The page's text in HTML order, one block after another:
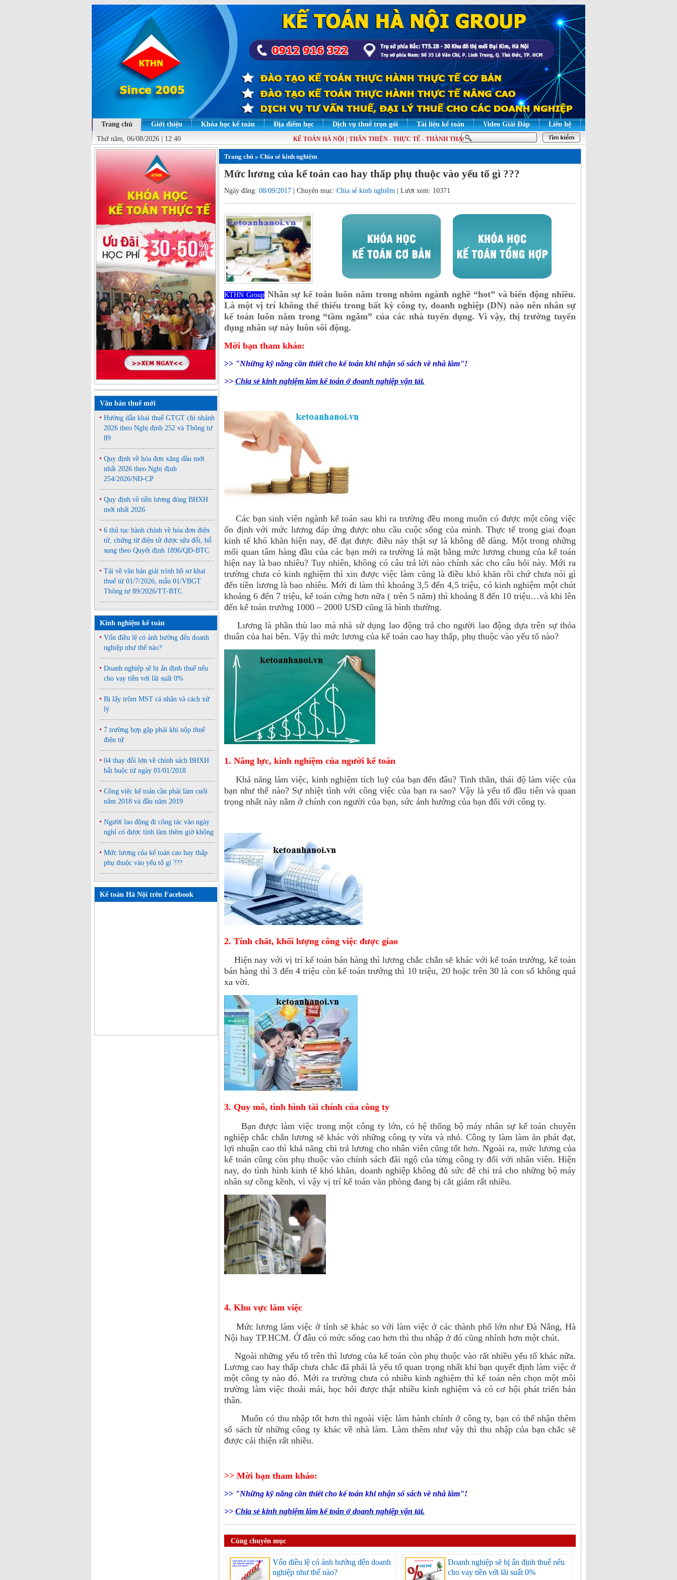
Trang chủ Giới thiệu Khóa học kế toán Địa điểm học Dịch vụ thuế trọn gói Tài liệu kế toán Video Giải Đáp
Liên hệ
Thứ năm, 06/08/2026 | 12:40
KẾ TOÁN HÀ NỘI | THÂN THIỆN - THỰC TẾ - THÀNH THẠO | HỌC LÝ THUYẾT ĐỂ HIỂU BẢN CHẤT, HỌC THỰC HÀNH ĐỂ GIỎI
Văn bản thuế mới
Hướng dẫn khai thuế GTGT chi nhánh
2026 theo Nghị định 252 và Thông tư
89
Quy định về hóa đơn xăng dầu mới
nhất 2026 theo Nghị định
254/2026/NĐ-CP
Quy định về tiền lương đóng BHXH
mới nhất 2026
6 thủ tục hành chính về hóa đơn điện
tử, chứng từ điện tử được sửa đổi, bổ
sung theo Quyết định 1896/QĐ-BTC
Tải về văn bản giải trình hồ sơ khai
thuế từ 01/7/2026, mẫu 01/VBGT
Thông tư 89/2026/TT-BTC
Kinh nghiệm kế toán
Vốn điều lệ có ảnh hưởng đến doanh
nghiệp như thế nào?
Doanh nghiệp sẽ bị ấn định thuế nếu
cho vay tiền với lãi suất 0%
Bị lấy trộm MST cá nhân và cách xử
lý
7 trường hợp gặp phải khi nộp thuế
điện tử
04 thay đổi lớn về chính sách BHXH
bắt buộc từ ngày 01/01/2018
Công việc kế toán cần phải làm cuối
năm 2018 và đầu năm 2019
Người lao động đi công tác vào ngày
nghỉ có được tính làm thêm giờ không
Mức lương của kế toán cao hay thấp
phụ thuộc vào yếu tố gì ???
Kế toán Hà Nội trên Facebook
Trang chủ » Chia sẻ kinh nghiệm
Mức lương của kế toán cao hay thấp phụ thuộc vào yếu tố gì ???
Ngày đăng: 08/09/2017 | Chuyên mục: Chia sẻ kinh nghiệm | Lượt xem: 10371
KTHN Group Nhân sự kế toán luôn nằm trong nhóm ngành nghề “hot” và biến động nhiều.
Là một vị trí không thể thiếu trong bất kỳ công ty, doanh nghiệp (DN) nào nên nhân sự
kế toán luôn nằm trong “tầm ngắm” của các nhà tuyển dụng. Vì vậy, thị trường tuyển
dụng nhân sự này luôn sôi động.
Mời bạn tham khảo:
>> "Những kỹ năng cần thiết cho kế toán khi nhận sổ sách về nhà làm"!
>> Chia sẻ kinh nghiệm làm kế toán ở doanh nghiệp vận tải.
Các bạn sinh viên ngành kế toán sau khi ra trường đều mong muốn có được một công việc
ổn địnhvới mức lương đáp ứng được nhu cầu cuộc sống của mình. Thực tế trong giai đoạn
kinh tế khó khăn hiện nay, để đạt được điều này thật sự là không dễ dàng. Một trong những
mối quan tâm hàng đầu của các bạn mới ra trường là mặt bằng mức lương chung của kế toán
hiện nay là bao nhiêu? Tuy nhiên, không có câu trả lời nào chính xác cho câu hỏi này. Mới ra
trường chưa có kinh nghiệm thì xin được việc làm cũng là điều khó khăn rồi chứ chưa nói gì
đến tiền lương là bao nhiêu. Mới đi làm thì khoảng 3,5 đến 4,5 triệu, có kinh nghiệm một chút
khoảng 6 đến 7 triệu, kế toán cứng hơn nữa ( trên 5 năm) thì khoảng 8 đến 10 triệu…và khi lên
đến kế toán trưởng 1000 – 2000 USĐ cũng là bình thường.
Lương là phần thù lao mà nhà sử dụng lao động trả cho người lao động dựa trên sự thỏa
thuân của hai bên. Vậy thì mức lương của kế toán cao hay thấp, phụ thuộc vào yếu tố nào?
1. Năng lực, kinh nghiệm của người kế toán
Khả năng làm việc, kinh nghiệm tích luỹ của bạn đến đâu? Tinh thần, thái độ làm việc của
bạn như thế nào? Sự nhiệt tình với công việc của bạn ra sao? Vậy là yếu tố đầu tiên và quan
trọng nhất này nằm ở chính con người của bạn, sức ảnh hưởng của bạn đối với công ty.
2. Tính chất, khối lượng công việc được giao
Hiện nay với vị trí kế toán bán hàng thì lương chắc chắn sẽ khác với kế toán trưởng, kế toán
bán hàng thì 3 đến 4 triệu còn kế toán trưởng thì 10 triệu, 20 hoặc trên 30 là con số không quá
xa vời.
3. Quy mô, tình hình tài chính của công ty
Bạn được làm việc trong một công ty lớn, có hệ thống bộ máy nhân sự kế toán chuyên
nghiệp chắc chắn lương sẽ khác với những công ty vừa và nhỏ. Công ty làm làm ăn phát đạt,
lợi nhuận cao thì khả năng chi trả lương cho nhân viên cũng tốt hơn. Ngoài ra, mức lương của
kế toán cũng còn phụ thuộc vào chính sách đãi ngộ của từng công ty đối với nhân viên. Hiện
nay, do tình hình kinh tế khó khăn, doanh nghiệp không đủ sức để chi trả cho những bộ máy
nhân sự cồng kềnh, vì vậy vị trí kế toán văn phòng đang bị cắt giảm rất nhiều.
4. Khu vực làm việc
Mức lương làm việc ở tỉnh sẽ khác so với làm việc ở các thành phố lớn như Đà Nẵng, Hà
Nội hay TP.HCM. Ở đâu có mức sống cao hơn thì thu nhập ở đó cũng nhỉnh hơn một chút.
Ngoài những yếu tố trên thì lương của kế toán còn phụ thuộc vào rất nhiều yếu tố khác nữa.
Lương cao hay thấp chưa chắc đã phải là yếu tố quan trọng nhất khi bạn quyết định làm việc ở
một công ty nào đó. Mới ra trường chưa có nhiều kinh nghiệm thì kế toán nên chọn một môi
trường làm việc thoải mái, học hỏi được thật nhiều kinh nghiệm và có cơ hội phát triển bản
thân.
Muốn có thu nhập tốt hơn thì ngoài việc làm hành chính ở công ty, bạn có thể nhận thêm
sổ sách từ những công ty khác về nhà làm. Làm thêm như vậy thì thu nhập của bạn chắc sẽ
được cải thiện rất nhiều.
>> Mời bạn tham khảo:
>> "Những kỹ năng cần thiết cho kế toán khi nhận sổ sách về nhà làm"!
>> Chia sẻ kinh nghiệm làm kế toán ở doanh nghiệp vận tải.
Cùng chuyên mục
Vốn điều lệ có ảnh hưởng đến doanh
nghiệp như thế nào?
Doanh nghiệp sẽ bị ấn định thuế nếu
cho vay tiền với lãi suất 0%